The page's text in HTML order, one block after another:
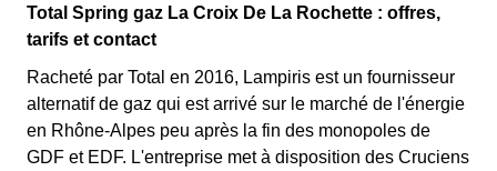
Total Spring gaz La Croix De La Rochette : offres,
tarifs et contact
Racheté par Total en 2016, Lampiris est un fournisseur
alternatif de gaz qui est arrivé sur le marché de l'énergie
en Rhône-Alpes peu après la fin des monopoles de
GDF et EDF. L'entreprise met à disposition des Cruciens